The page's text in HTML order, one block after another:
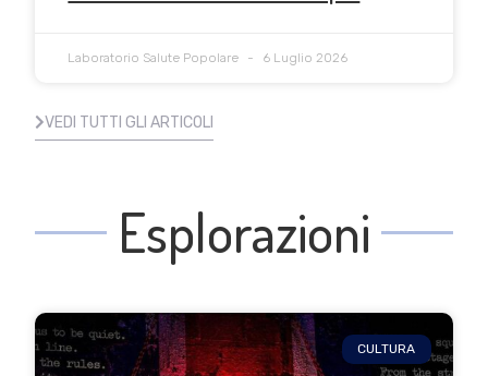
Laboratorio Salute Popolare 6 Luglio 2026
VEDI TUTTI GLI ARTICOLI
Esplorazioni
CULTURA